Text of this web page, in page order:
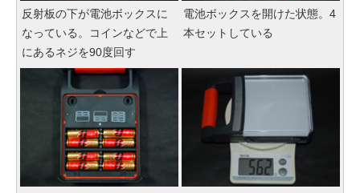
反射板の下が電池ボックスに
なっている。コインなどで上
にあるネジを90度回す
電池ボックスを開けた状態。4
本セットしている